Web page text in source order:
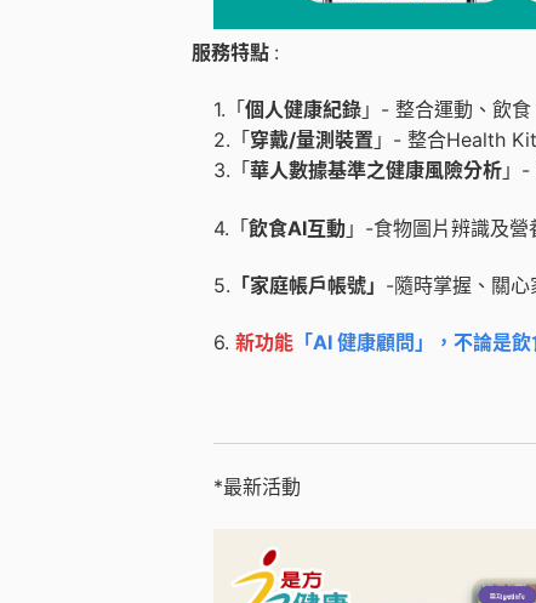
服務特點 :
1. 「個人健康紀錄 」 -整合運動、飲
2. 「 穿戴/量測裝置 」 -整合Health
3. 「華人數據基準之健康風險分析 」 -
4.「飲食AI互動 」-食物圖片辨識及
5. 「家庭帳戶帳號」 -隨時掌握、關
6.新功能 「AI 健康顧問」 ，不論是
*最新活動